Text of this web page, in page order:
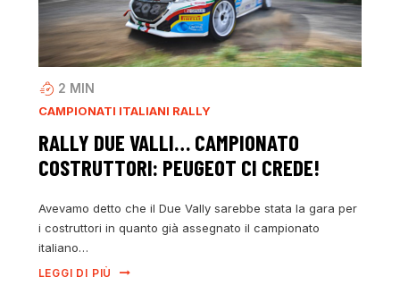
2 MIN
CAMPIONATI ITALIANI RALLY
RALLY DUE VALLI… CAMPIONATO
COSTRUTTORI: PEUGEOT CI CREDE!
Avevamo detto che il Due Vally sarebbe stata la gara per
i costruttori in quanto già assegnato il campionato
italiano…
LEGGI DI PIÙ